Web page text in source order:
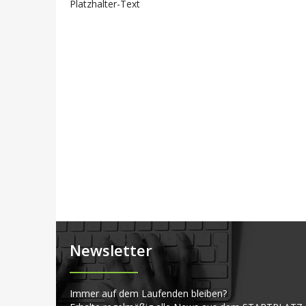
Platzhalter-Text
Newsletter
Immer auf dem Laufenden bleiben?